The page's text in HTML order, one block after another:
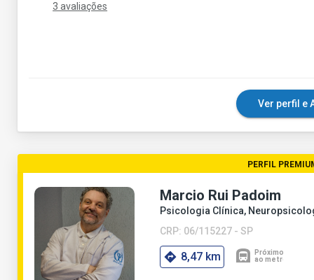
3 avaliações
Ver perfil e
PERFIL
Marcio Rui Padoim
Psicologia Clínica,
CRP: 06/115227 - SP
8,47 km